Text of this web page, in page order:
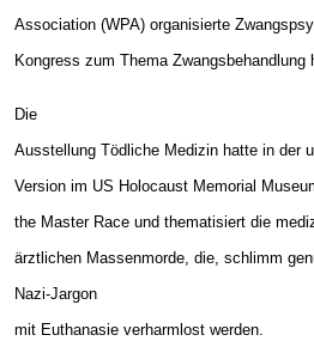
Association (WPA) organisierte
Kongress zum Thema Zwangsbehandlung
Die
Ausstellung Tödliche Medizin hatte in der
Version im US Holocaust Memorial
the Master Race und thematisiert die
ärztlichen Massenmorde, die, schlimm
Nazi-Jargon
mit Euthanasie verharmlost werden.